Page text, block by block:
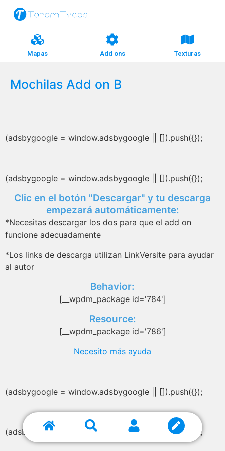
Mapas Add ons Texturas
Mochilas Add on B
(adsbygoogle = window.adsbygoogle || []).push({});
(adsbygoogle = window.adsbygoogle || []).push({});
Clic en el botón "Descargar" y tu descarga
empezará automáticamente:
*Necesitas descargar los dos para que el add on
funcione adecuadamente
*Los links de descarga utilizan LinkVersite para ayudar
al autor
Behavior:
[__wpdm_package id='784']
Resource:
[__wpdm_package id='786']
Necesito más ayuda
(adsbygoogle = window.adsbygoogle || []).push({});
(adsbygoogle = window.adsbygoogle || []).push({});